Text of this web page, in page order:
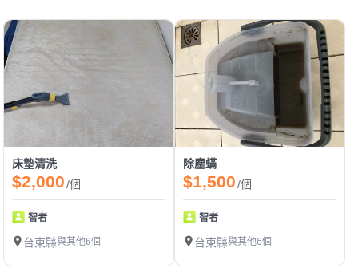
床墊清洗
$2,000/個
智者
台東縣與其他6個
除塵蟎
$1,500/個
智者
台東縣與其他6個